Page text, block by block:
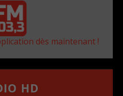
dès maintenant !
HD